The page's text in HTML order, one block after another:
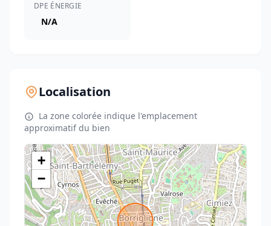
DPE ÉNERGIE
N/A
Localisation
La zone colorée indique l'emplacement
approximatif du bien
+
−